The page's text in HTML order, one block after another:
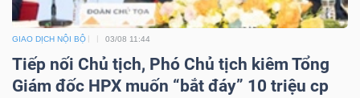
GIAO DỊCH NỘI BỘ 03/08 11:44
Tiếp nối Chủ tịch, Phó Chủ tịch kiêm Tổng
Giám đốc HPX muốn “bắt đáy” 10 triệu cp